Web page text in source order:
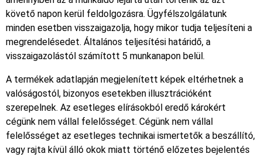
követő napon kerül feldolgozásra. Ügyfélszolgálatunk
minden esetben visszaigazolja, hogy mikor tudja teljesíteni a
megrendelésedet. Általános teljesítési határidő, a
visszaigazolástól számított 5 munkanapon belül.
A termékek adatlapján megjelenített képek eltérhetnek a
valóságostól, bizonyos esetekben illusztrációként
szerepelnek. Az esetleges elírásokból eredő károkért
cégünk nem vállal felelősséget. Cégünk nem vállal
felelősséget az esetleges technikai ismertetők a beszállító,
vagy rajta kívül álló okok miatt történő előzetes bejelentés